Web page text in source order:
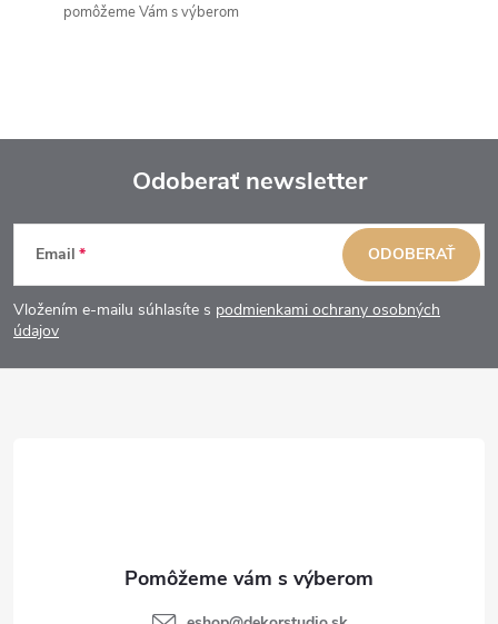
pomôžeme Vám s výberom
Z
á
p
Odoberať newsletter
Email
Vložením e-mailu súhlasíte s podmienkami ochrany osobných
údajov
ODOBERAŤ